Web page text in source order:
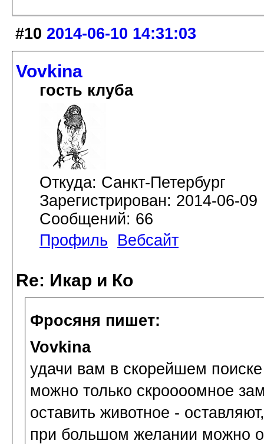
#10 2014-06-10 14:31:03
Vovkina
гость клуба
Откуда: Санкт-Петербург
Зарегистрирован: 2014-06-09
Сообщений: 66
Профиль
Вебсайт
Re: Икар и Ко
Фросяня пишет:
Vovkina
удачи вам в скорейшем
можно только скроооомное
оставить животное - оставляют,
при большом желании можно